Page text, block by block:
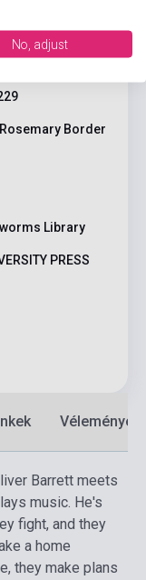
Border
Library
PRESS
Vélemények
Barrett meets
music. He's
fight, and they
a home
they make plans
No, adjust